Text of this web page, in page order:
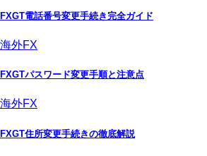
FXGT電話番号変更手続き完全ガイド
海外FX
FXGTパスワード変更手順と注意点
海外FX
FXGT住所変更手続きの徹底解説